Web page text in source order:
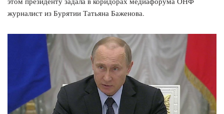
журналист из Бурятии Татьяна Баженова.